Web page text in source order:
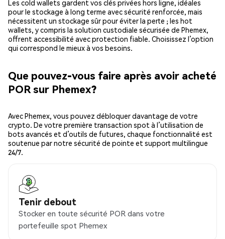
Les cold wallets gardent vos clés privées hors ligne, idéales
pour le stockage à long terme avec sécurité renforcée, mais
nécessitent un stockage sûr pour éviter la perte ; les hot
wallets, y compris la solution custodiale sécurisée de Phemex,
offrent accessibilité avec protection fiable. Choisissez l’option
qui correspond le mieux à vos besoins.
Que pouvez-vous faire après avoir acheté
POR sur Phemex?
Avec Phemex, vous pouvez débloquer davantage de votre
crypto. De votre première transaction spot à l’utilisation de
bots avancés et d’outils de futures, chaque fonctionnalité est
soutenue par notre sécurité de pointe et support multilingue
24/7.
Tenir debout
Stocker en toute sécurité POR dans votre
portefeuille spot Phemex